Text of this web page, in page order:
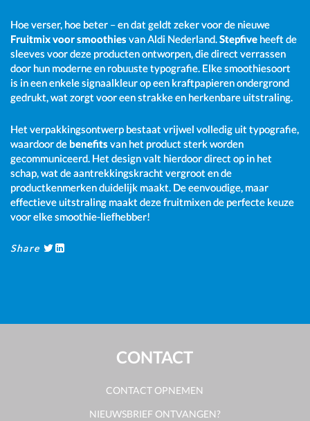
Hoe verser, hoe beter – en dat geldt zeker voor de nieuwe
Fruitmix voor smoothies van Aldi Nederland.Stepfive heeft de
sleeves voor deze producten ontworpen, die direct verrassen
door hun moderne en robuuste typografie. Elke smoothiesoort
is in een enkele signaalkleur op een kraftpapieren ondergrond
gedrukt, wat zorgt voor een strakke en herkenbare uitstraling.
Het verpakkingsontwerp bestaat vrijwel volledig uit typografie,
waardoor de benefits van het product sterk worden
gecommuniceerd. Het design valt hierdoor direct op in het
schap, wat de aantrekkingskracht vergroot en de
productkenmerken duidelijk maakt. De eenvoudige, maar
effectieve uitstraling maakt deze fruitmixen de perfecte keuze
voor elke smoothie-liefhebber!
Share
CONTACT
CONTACT OPNEMEN
NIEUWSBRIEF ONTVANGEN?